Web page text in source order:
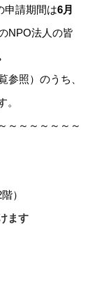
申請期間は6月
NPO法人の皆
参照）のうち、
。
～～～～～～～
）
ます